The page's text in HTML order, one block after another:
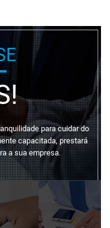
para cuidar do
capacitada, prestará
a sua empresa.